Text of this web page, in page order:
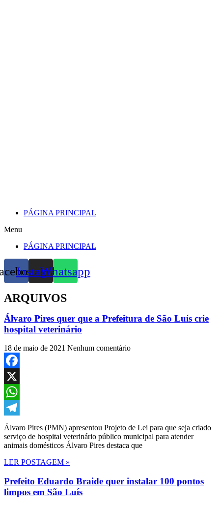
PÁGINA PRINCIPAL
Menu
PÁGINA PRINCIPAL
InstagramWhatsapp
ARQUIVOS
Álvaro Pires quer que a Prefeitura de São Luís crie
hospital veterinário
18 de maio de 2021 Nenhum comentário
Facebook
X
WhatsApp
Telegram
Álvaro Pires (PMN) apresentou Projeto de Lei para que seja criado
serviço de hospital veterinário público municipal para atender
animais domésticos Álvaro Pires destaca que
LER POSTAGEM »
Prefeito Eduardo Braide quer instalar 100 pontos
limpos em São Luís